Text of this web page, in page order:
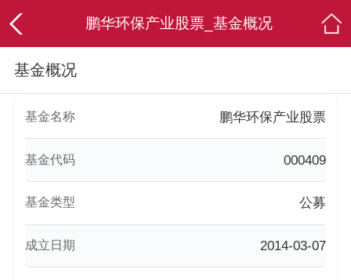
鹏华环保产业股票_基金概况
基金概况
基金名称 鹏华环保产业股票
基金代码 000409
基金类型 公募
成立日期 2014-03-07